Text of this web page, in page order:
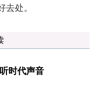
处。
时代声音